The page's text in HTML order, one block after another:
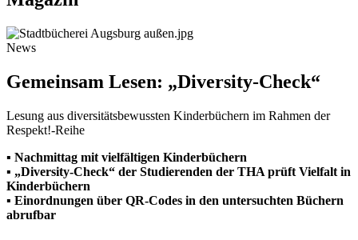
News
Gemeinsam Lesen: „Diversity-Check“
Lesung aus diversitätsbewussten Kinderbüchern im Rahmen der
Respekt!-Reihe
▪ Nachmittag mit vielfältigen Kinderbüchern
▪ „Diversity-Check“ der Studierenden der THA prüft Vielfalt in
Kinderbüchern
▪ Einordnungen über QR-Codes in den untersuchten Büchern
abrufbar